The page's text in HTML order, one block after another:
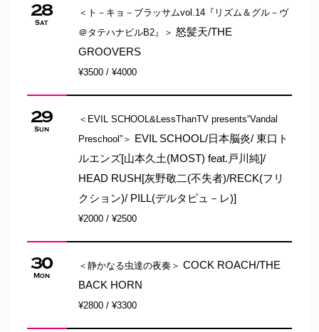
28
Sat
＜ト－キョ－ブラッサムvol.14『リズム＆グル－ヴ
＠タテハナビルB2』＞ 怒髪天/THE
GROOVERS
¥3500 / ¥4000
29
Sun
＜EVIL SCHOOL&LessThanTV presents“Vandal
Preschool”＞ EVIL SCHOOL/日本脳炎/ 東口ト
ルエンズ[山本久土(MOST) feat.戸川純]/
HEAD RUSH[灰野敬二(不失者)/RECK(フリ
クション)/ PILL(デルタピュ－レ)]
¥2000 / ¥2500
30
Mon
＜静かなる虫達の夜奏＞ COCK ROACH/THE
BACK HORN
¥2800 / ¥3300